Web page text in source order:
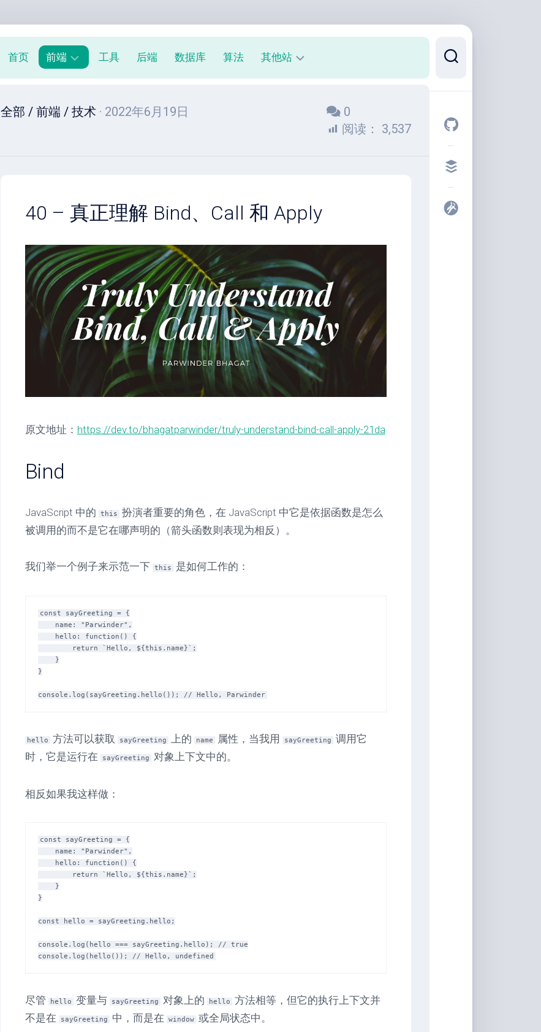
首页 前端
端
工具 后端 数据库 算法 其他站
发
者
具
Markdown
编
辑
器
瓣
年
单
Vue
背
全部 / 前端 / 技术 · 2022年6月19日
0
阅读：
3,537
40 – 真正理解 Bind、Call 和 Apply
原文地址： https://dev.to/bhagatparwinder/truly-understand-bind-call-apply-21da
Bind
JavaScript 中的 this
扮演者重要的角色，在 JavaScript 中它是依据函数是怎么
被调用的而不是它在哪声明的（箭头函数则表现为相反）。
我们举一个例子来示范一下 this 是如何工作的：
const sayGreeting = {
}
hello 方法可以获取 sayGreeting 上的 name 属性，当我用 sayGreeting
调用它
时，它是运行在
sayGreeting 对象上下文中的。
相反如果我这样做：
const sayGreeting = {
}
const hello = sayGreeting.hello;
console.log(hello === sayGreeting.hello); // true
尽管 hello 变量与 sayGreeting 对象上的 hello
方法相等，但它的执行上下文并
不是在
sayGreeting 中，而是在 window 或全局状态中。